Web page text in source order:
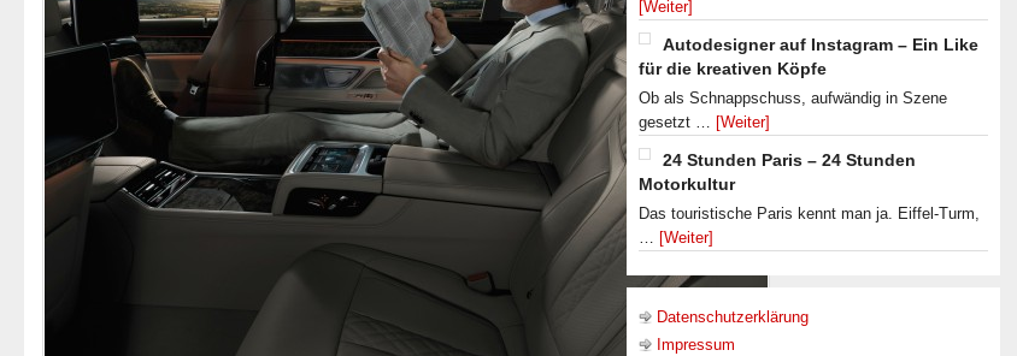
[Weiter]
Autodesigner auf Instagram – Ein Like
für die kreativen Köpfe
Ob als Schnappschuss, aufwändig in Szene
gesetzt … [Weiter]
24 Stunden Paris – 24 Stunden
Motorkultur
Das touristische Paris kennt man ja. Eiffel-Turm,
… [Weiter]
Datenschutzerklärung
Impressum